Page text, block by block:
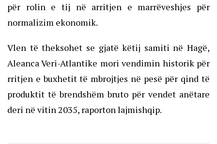
për rolin e tij në arritjen e marrëveshjes për
normalizim ekonomik.
Vlen të theksohet se gjatë këtij samiti në Hagë,
Aleanca Veri-Atlantike mori vendimin historik për
rritjen e buxhetit të mbrojtjes në pesë për qind të
produktit të brendshëm bruto për vendet anëtare
deri në vitin 2035, raporton lajmishqip.